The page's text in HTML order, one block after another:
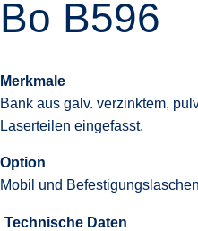
Bo B596
Merkmale
Bank aus galv. verzinktem,
Laserteilen eingefasst.
Option
Mobil und
Technische Daten